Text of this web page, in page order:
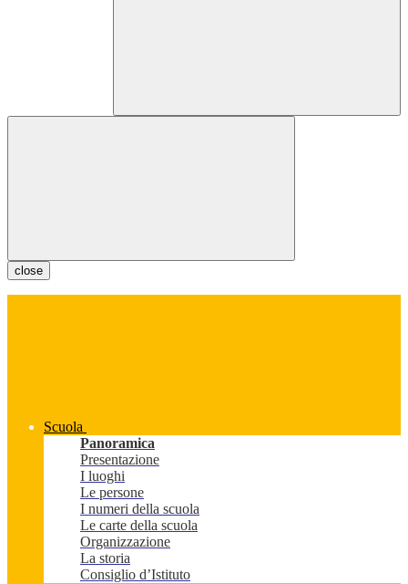
close
Scuola
Panoramica
Presentazione
I luoghi
Le persone
I numeri della scuola
Le carte della scuola
Organizzazione
La storia
Consiglio d’Istituto